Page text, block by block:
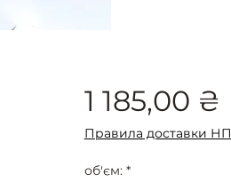
1 185,00 ₴
Правила доставки НП
об'єм: *